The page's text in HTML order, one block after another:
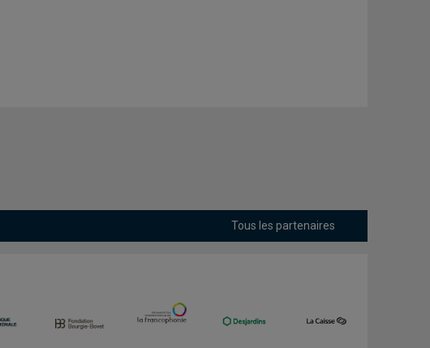
Tous les partenaires